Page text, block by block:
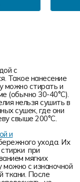
с
Такое нанесение
можно стирать и
(обычно 30-40°С).
нельзя сушить в
сушек, где они
свыше 200°С.
и
ухода. Их
при
мягких
с изнаночной
ткани. После